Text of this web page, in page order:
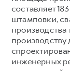
составляет
штамповки,
производства
производству
инженерных